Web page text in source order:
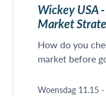
Wickey USA
Market
How do you
market before
Woensdag 11.15